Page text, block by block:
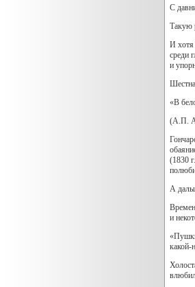
С
Такую
И хотя
среди
и
«В
(А.П.
(1830
А
и
какой-